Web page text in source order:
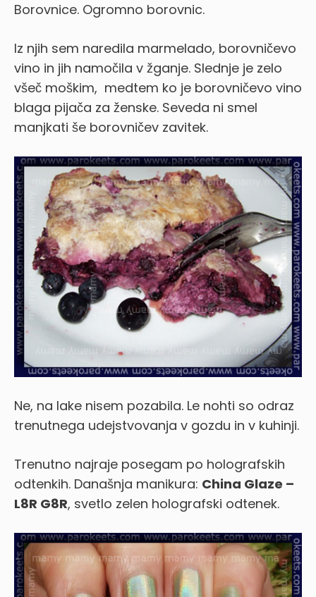
Borovnice. Ogromno borovnic.
Iz njih sem naredila marmelado, borovničevo
vino in jih namočila v žganje. Slednje je zelo
všeč moškim, medtem ko je borovničevo vino
blaga pijača za ženske. Seveda ni smel
manjkati še borovničev zavitek.
Ne, na lake nisem pozabila. Le nohti so odraz
trenutnega udejstvovanja v gozdu in v kuhinji.
Trenutno najraje posegam po holografskih
odtenkih. Današnja manikura: China Glaze –
L8R G8R, svetlo zelen holografski odtenek.